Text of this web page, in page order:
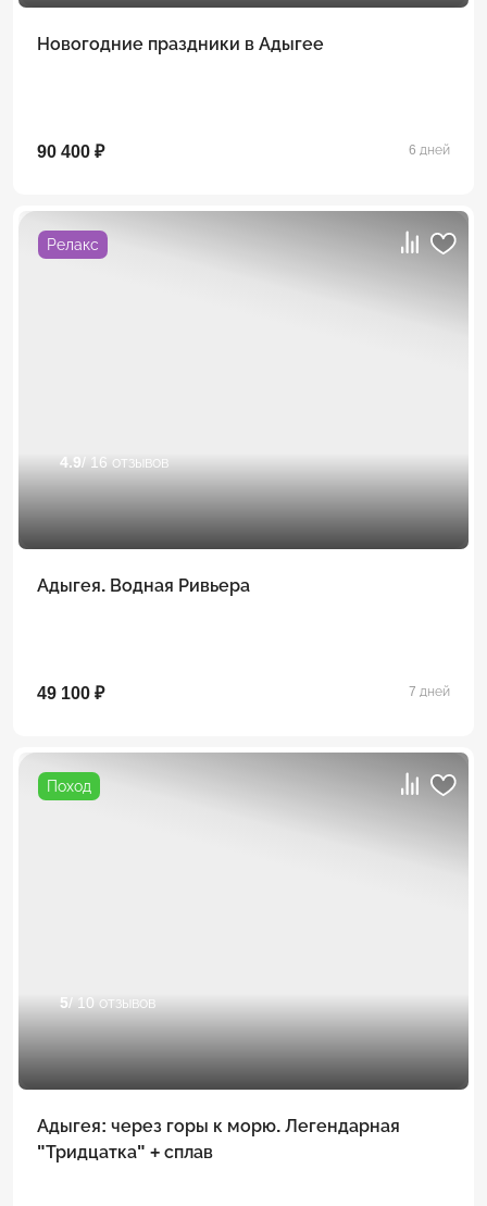
Новогодние праздники в Адыгее
90 400 ₽ 6 дней
Релакс
4.9 / 16 отзывов
Адыгея. Водная Ривьера
49 100 ₽ 7 дней
Поход
5/ 10 отзывов
Адыгея: через горы к морю. Легендарная
"Тридцатка" + сплав